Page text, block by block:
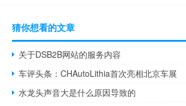
猜你想看的文章
关于DSB2B网站的服务内容
车评头条：CHAutoLithia首次亮相北京车展
水龙头声音大是什么原因导致的